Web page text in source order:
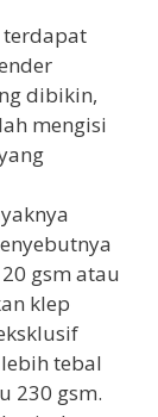
dibikin,
mengisi
gsm atau
klep
tebal
230 gsm.